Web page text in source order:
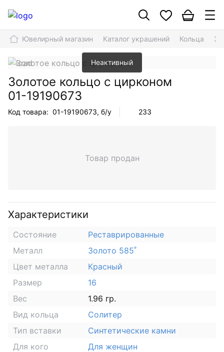
Ювелирный магазин Каталог украшений Кольца
Неактивный
Золотое кольцо с цирконом
01-19190673
Код товара: 01-19190673, б/у 233
Товар продан
Характеристики
Состояние
Реставрированные
Металл
Золото 585˚
Цвет металла
Красный
Размер
16
Вес
1.96 гр.
Вид кольца
Солитер
Тип вставки
Синтетические камни
Для кого
Для женщин